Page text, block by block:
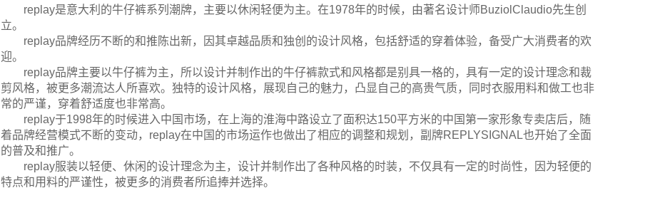
replay是意大利的牛仔裤系列潮牌，主要以休闲轻便为主。在1978年的时候，由著名设计师BuziolClaudio先生创
立。
replay品牌经历不断的和推陈出新，因其卓越品质和独创的设计风格，包括舒适的穿着体验，备受广大消费者的欢
迎。
replay品牌主要以牛仔裤为主，所以设计并制作出的牛仔裤款式和风格都是别具一格的，具有一定的设计理念和裁
剪风格，被更多潮流达人所喜欢。独特的设计风格，展现自己的魅力，凸显自己的高贵气质，同时衣服用料和做工也非
常的严谨，穿着舒适度也非常高。
replay于1998年的时候进入中国市场，在上海的淮海中路设立了面积达150平方米的中国第一家形象专卖店后，随
着品牌经营模式不断的变动，replay在中国的市场运作也做出了相应的调整和规划，副牌REPLYSIGNAL也开始了全面
的普及和推广。
replay服装以轻便、休闲的设计理念为主，设计并制作出了各种风格的时装，不仅具有一定的时尚性，因为轻便的
特点和用料的严谨性，被更多的消费者所追捧并选择。